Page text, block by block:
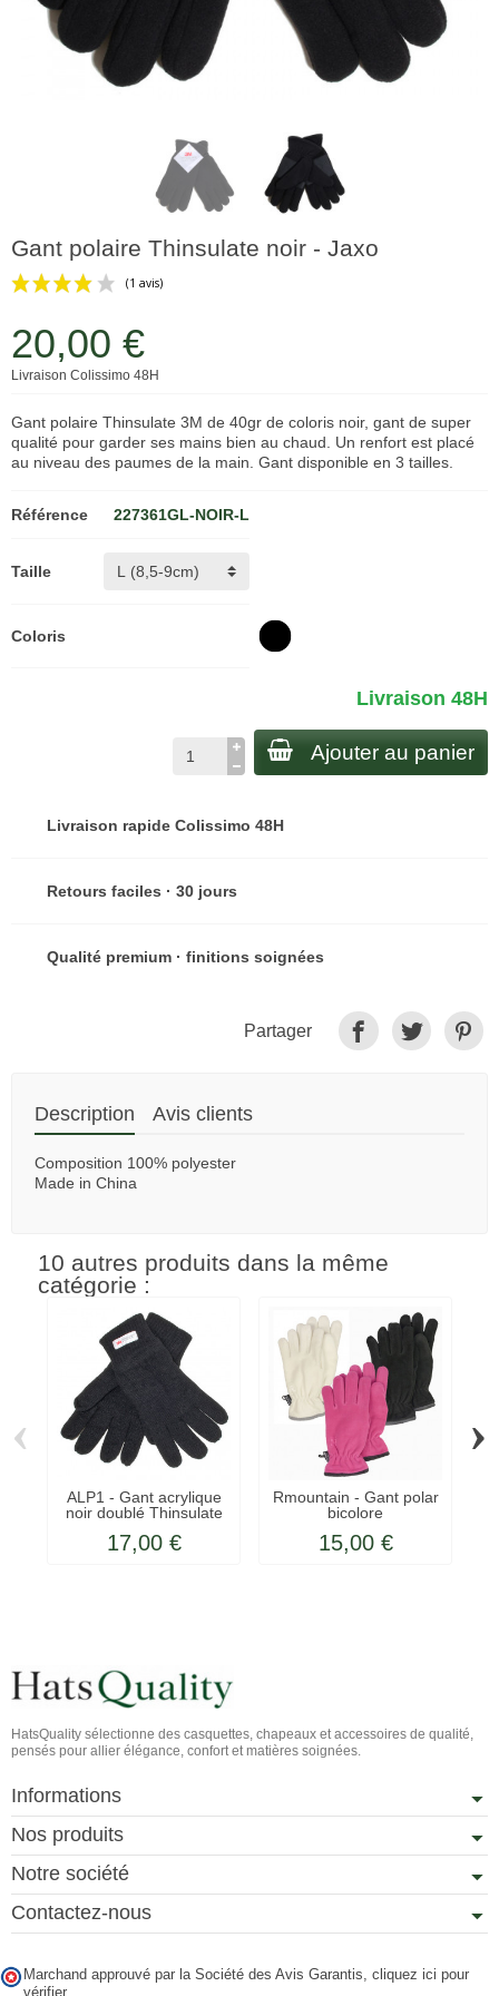
Gant polaire Thinsulate noir - Jaxo
(1 avis)
20,00 €
Livraison Colissimo 48H
Gant polaire Thinsulate 3M de 40gr de coloris noir, gant de super
qualité pour garder ses mains bien au chaud. Un renfort est placé
au niveau des paumes de la main. Gant disponible en 3 tailles.
Référence 227361GL-NOIR-L
Taille
Coloris
Livraison 48H
Ajouter au panier
Livraison rapide Colissimo 48H
Retours faciles · 30 jours
Qualité premium · finitions soignées
Partager
Description Avis clients
Composition 100% polyester
Made in China
10 autres produits dans la même
catégorie :
ALP1 - Gant acrylique
noir doublé Thinsulate
17,00 €
Rmountain - Gant polar
bicolore
15,00 €
‹ ›
HatsQuality sélectionne des casquettes, chapeaux et accessoires de qualité,
pensés pour allier élégance, confort et matières soignées.
Informations
Nos produits
Notre société
Contactez-nous
Marchand approuvé par la Société des Avis Garantis, cliquez ici pour
vérifier.